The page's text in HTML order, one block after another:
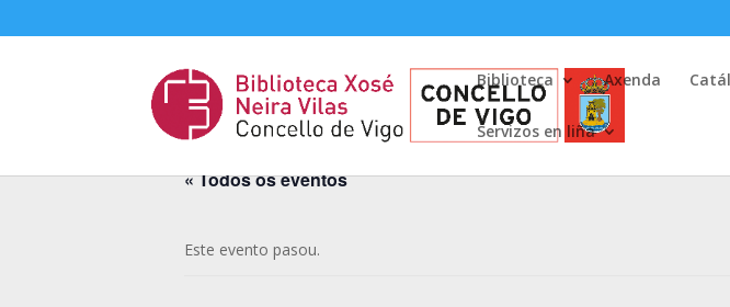
Biblioteca Axenda
Servizos en liña
« Todos os eventos
Este evento pasou.